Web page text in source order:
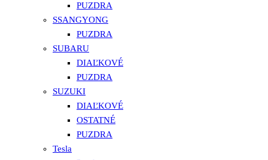
PUZDRA
SSANGYONG
PUZDRA
SUBARU
DIAĽKOVÉ
PUZDRA
SUZUKI
DIAĽKOVÉ
OSTATNÉ
PUZDRA
Tesla